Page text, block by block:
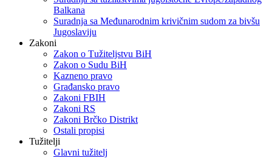
Balkana
Suradnja sa Međunarodnim krivičnim sudom za bivšu
Jugoslaviju
Zakoni
Zakon o Тužiteljstvu BiH
Zakon o Sudu BiH
Kazneno pravo
Građansko pravo
Zakoni FBIH
Zakoni RS
Zakoni Brčko Distrikt
Ostali propisi
Tužitelji
Glavni tužitelj